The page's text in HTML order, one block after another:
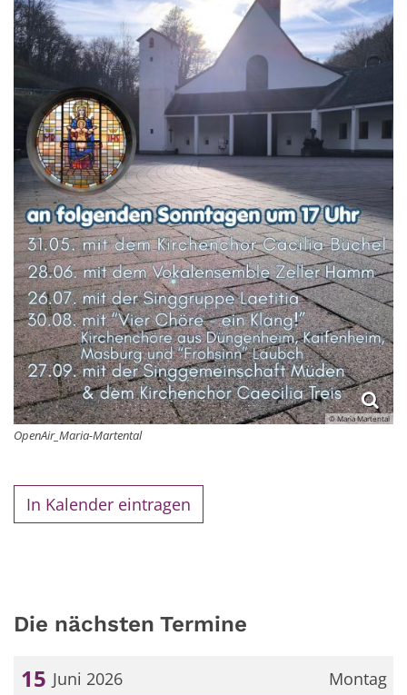
© Maria Martental
OpenAir_Maria-Martental
In Kalender eintragen
Die nächsten Termine
Montag
15 Juni 2026